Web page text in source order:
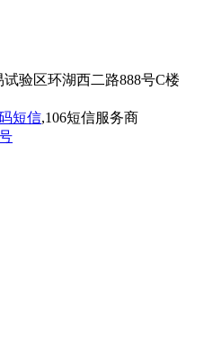
验区环湖西二路888号C楼
短信,106短信服务商